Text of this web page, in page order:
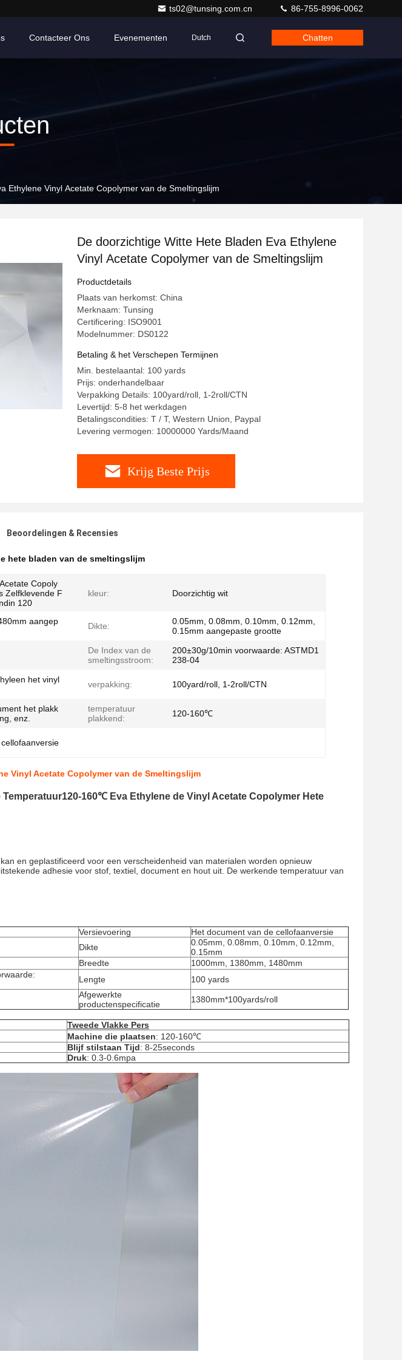
ts02@tunsing.com.cn 86-755-8996-0062
Contacteer Ons Evenementen Dutch Chatten
Ethylene Vinyl Acetate Copolymer van de Smeltingslijm
De doorzichtige Witte Hete Bladen Eva Ethylene
Vinyl Acetate Copolymer van de Smeltingslijm
Productdetails
Plaats van herkomst: China
Merknaam: Tunsing
Certificering: ISO9001
Modelnummer: DS0122
Betaling & het Verschepen Termijnen
Min. bestelaantal: 100 yards
Prijs: onderhandelbaar
Verpakking Details: 100yard/roll, 1-2roll/CTN
Levertijd: 5-8 het werkdagen
Betalingscondities: T / T, Western Union, Paypal
Levering vermogen: 10000000 Yards/Maand
Krijg Beste Prijs
Beoordelingen & Recensies
hete bladen van de smeltingslijm
Copoly
Zelfklevende F
120
kleur: Doorzichtig wit
aangep
Dikte:
0.05mm, 0.08mm, 0.10mm, 0.12mm,
0.15mm aangepaste grootte
De Index van de
smeltingsstroom:
200±30g/10min voorwaarde: ASTMD1
238-04
het vinyl
verpakking: 100yard/roll, 1-2roll/CTN
het plakk
enz.
temperatuur
plakkend:
120-160℃
Vinyl Acetate Copolymer van de Smeltingslijm
160℃ Eva Ethylene de Vinyl Acetate Copolymer Hete
en geplastificeerd voor een verscheidenheid van materialen worden opnieuw
adhesie voor stof, textiel, document en hout uit. De werkende temperatuur van
Versievoering
Het document van de cellofaanversie
Dikte
0.05mm, 0.08mm, 0.10mm, 0.12mm,
0.15mm
Breedte
1000mm, 1380mm, 1480mm
Lengte 100 yards
Afgewerkte
productenspecificatie
1380mm*100yards/roll
Tweede Vlakke Pers
Machine die plaatsen: 120-160℃
Blijf stilstaan Tijd: 8-25seconds
Druk: 0.3-0.6mpa